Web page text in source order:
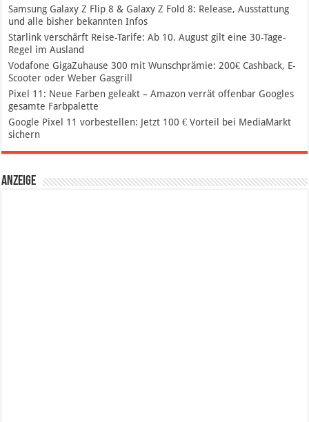
Samsung Galaxy Z Flip 8 & Galaxy Z Fold 8: Release, Ausstattung
und alle bisher bekannten Infos
Starlink verschärft Reise-Tarife: Ab 10. August gilt eine 30-Tage-
Regel im Ausland
Vodafone GigaZuhause 300 mit Wunschprämie: 200€ Cashback, E-
Scooter oder Weber Gasgrill
Pixel 11: Neue Farben geleakt – Amazon verrät offenbar Googles
gesamte Farbpalette
Google Pixel 11 vorbestellen: Jetzt 100 € Vorteil bei MediaMarkt
sichern
Anzeige